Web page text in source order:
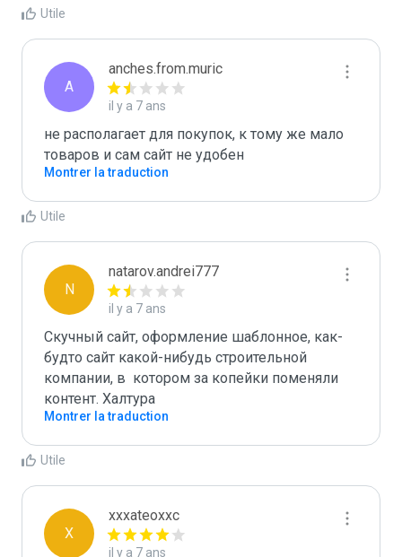
Utile
A
anches.from.muric
il y a 7 ans
не располагает для покупок, к тому же мало
товаров и сам сайт не удобен
Montrer la traduction
Utile
N
natarov.andrei777
il y a 7 ans
Скучный сайт, оформление шаблонное, как-
будто сайт какой-нибудь строительной
компании, в  котором за копейки поменяли
контент. Халтура
Montrer la traduction
Utile
X
xxxateoxxc
il y a 7 ans